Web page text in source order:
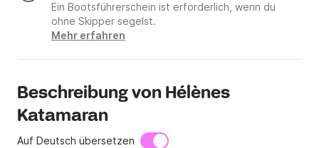
Ein Bootsführerschein ist erforderlich, wenn du
ohne Skipper segelst.
Mehr erfahren
Beschreibung von Hélènes
Katamaran
Auf Deutsch übersetzen